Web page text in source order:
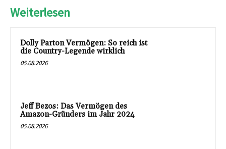
Weiterlesen
Dolly Parton Vermögen: So reich ist
die Country-Legende wirklich
05.08.2026
Jeff Bezos: Das Vermögen des
Amazon-Gründers im Jahr 2024
05.08.2026